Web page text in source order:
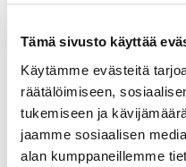
Tämä sivusto käyttää
Käytämme evästeitä
räätälöimiseen,
tukemiseen ja
jaamme sosiaalisen
alan kumppaneillemme
Invalidiliitto tarjoaa
jäsenmaksupalvelun,
Invalidiliitto
puolesta